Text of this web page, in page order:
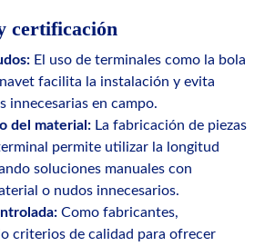
certificación
El uso de terminales como la bola
facilita la instalación y evita
innecesarias en campo.
del material: La fabricación de piezas
permite utilizar la longitud
soluciones manuales con
o nudos innecesarios.
Como fabricantes,
criterios de calidad para ofrecer